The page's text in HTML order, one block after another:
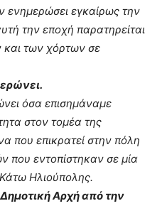
εγκαίρως την
την εποχή παρατηρείται
των χόρτων σε
όσα επισημάναμε
στον τομέα της
που επικρατεί στην πόλη
που εντοπίστηκαν σε μία
Ηλιούπολης.
Αρχή από την